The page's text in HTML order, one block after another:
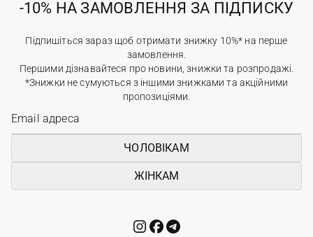
-10% НА ЗАМОВЛЕННЯ ЗА ПІДПИСКУ
Підпишіться зараз щоб отримати знижку 10%* на перше
замовлення.
Першими дізнавайтеся про новини, знижки та розпродажі.
*Знижки не сумуються з іншими знижками та акційними
пропозиціями.
ЧОЛОВІКАМ
ЖІНКАМ